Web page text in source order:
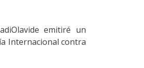
emitiré un
Internacional contra